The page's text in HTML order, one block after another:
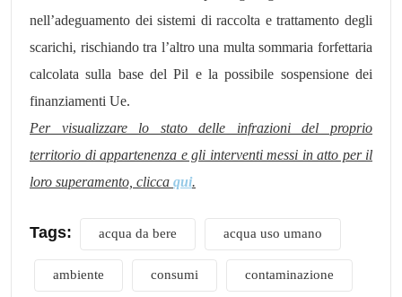
nell’adeguamento dei sistemi di raccolta e trattamento degli
scarichi, rischiando tra l’altro una multa sommaria forfettaria
calcolata sulla base del Pil e la possibile sospensione dei
finanziamenti Ue.
Per visualizzare lo stato delle infrazioni del proprio
territorio di appartenenza e gli interventi messi in atto per il
loro superamento, clicca qui.
Tags: acqua da bere acqua uso umano
ambiente consumi contaminazione